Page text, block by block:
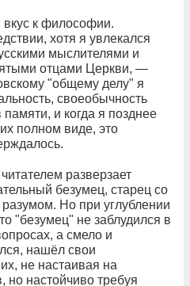
к философии.
хотя я увлекался
мыслителями и
отцами Церкви, —
"общему делу" я
своеобычность
памяти, и когда я позднее
полном виде, это
разверзает
безумец, старец со
Но при углублении
"безумец" не заблудился в
а смело и
нашёл свои
не настаивая на
но настойчиво требуя